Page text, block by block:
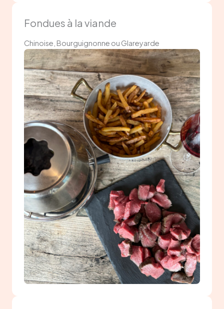
Fondues à la viande
Chinoise, Bourguignonne ou Glareyarde